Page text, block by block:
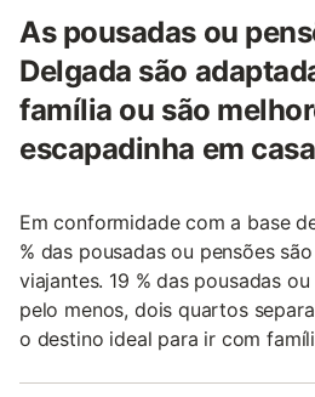
As pousadas ou
Delgada são
família ou são
escapadinha em
Em conformidade com a base
% das pousadas ou pensões
viajantes. 19 % das pousadas
pelo menos, dois quartos
o destino ideal para ir com